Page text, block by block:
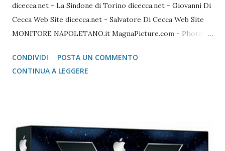
dicecca.net - La Sindone di Torino dicecca.net - Giovanni Di
Cecca Web Site dicecca.net - Salvatore Di Cecca Web Site
MONITORE NAPOLETANO.it MagnaPicture.com - Photo
Mozilla FireFox / Thunderbird / FileZilla Portable FireFox
Download localizzati FireFox Portable - Pagina download
copia gratuita per 1 anno Adobe Reader Get Adobe Acrobat
e Adobe Reader Cartella tutte le versioni Adobe Reader da
CONDIVIDI
POSTA UN COMMENTO
CONTINUA A LEGGERE